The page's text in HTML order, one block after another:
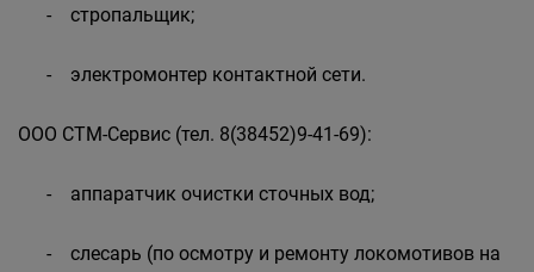
- стропальщик;
- электромонтер контактной сети.
ООО СТМ-Сервис (тел. 8(38452)9-41-69):
- аппаратчик очистки сточных вод;
- слесарь (по осмотру и ремонту локомотивов на